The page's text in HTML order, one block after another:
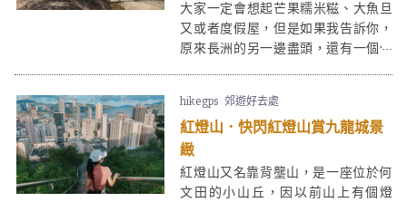
大家一定會想起芒果糯米糍、大魚旦
又或者度假屋，但是如果我告訴你，
原來長洲的另一邊盡頭，還有一個像
設有38個不同款式的特色營帳，全部
配置冷暖空調，不同季節來訪都有最
佳的露營體驗。特色營帳包括：星海
之森、印第安營、南非營、圓拱屋及
蒙古包。
hikegps 郊遊好去處
紅燈山．快閃紅燈山賞九龍城景
緻
紅燈山又名靠背壟山，是一座位於何
文田的小山丘，因以前山上有個燈